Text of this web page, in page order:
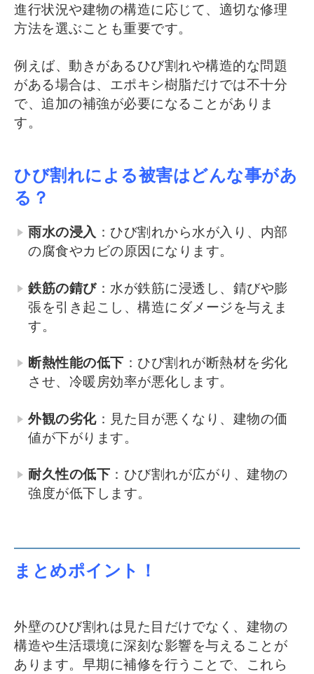
進行状況や建物の構造に応じて、適切な修理
方法を選ぶことも重要です。
例えば、動きがあるひび割れや構造的な問題
がある場合は、エポキシ樹脂だけでは不十分
で、追加の補強が必要になることがありま
す。
ひび割れによる被害はどんな事があ
る？
雨水の浸入 ：ひび割れから水が入り、内部
の腐食やカビの原因になります。
鉄筋の錆び：水が鉄筋に浸透し、錆びや膨
張を引き起こし、構造にダメージを与えま
す。
断熱性能の低下 ：ひび割れが断熱材を劣化
させ、冷暖房効率が悪化します。
外観の劣化：見た目が悪くなり、建物の価
値が下がります。
耐久性の低下 ：ひび割れが広がり、建物の
強度が低下します。
まとめポイント！
外壁のひび割れは見た目だけでなく、建物の
構造や生活環境に深刻な影響を与えることが
あります。早期に補修を行うことで、これら